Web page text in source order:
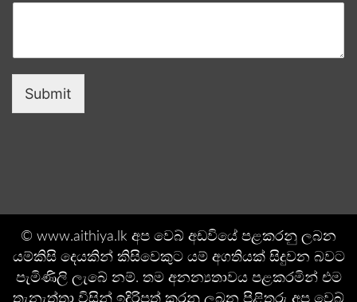
Submit
© www.aithiya.lk අප වෙබ් අඩවියේ පළකරනු ලබන
යම්කිසි දෙයකින් කිසිවෙකුට යම් අගතියක් සිදුවන බවට
පැමිණිලි ලැබේ නම්. තම අනන්‍යතාවය පළකරමින් එම
තැනැත්තා විසින් ඉදිරිපත් කරනු ලබන පිළිතුරු අප වෙබ්